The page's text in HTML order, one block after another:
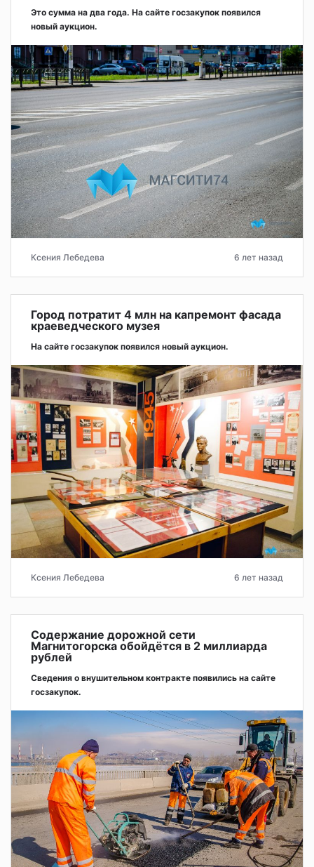
Это сумма на два года. На сайте госзакупок появился
новый аукцион.
Ксения Лебедева 6 лет назад
Город потратит 4 млн на капремонт фасада
краеведческого музея
На сайте госзакупок появился новый аукцион.
Ксения Лебедева 6 лет назад
Содержание дорожной сети
Магнитогорска обойдётся в 2 миллиарда
рублей
Сведения о внушительном контракте появились на сайте
госзакупок.